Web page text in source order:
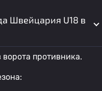
Швейцария U18 в
ворота противника.